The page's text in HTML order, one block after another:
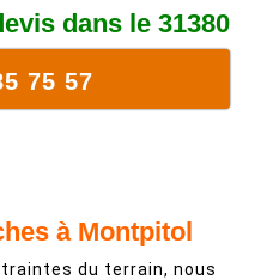
dans le 31380
75 57
à Montpitol
du terrain, nous